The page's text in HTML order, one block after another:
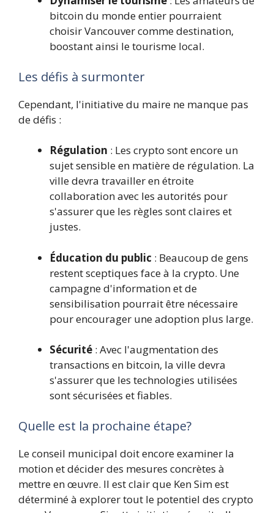
bitcoin du monde entier pourraient
choisir Vancouver comme destination,
boostant ainsi le tourisme local.
Les défis à surmonter
Cependant, l'initiative du maire ne manque pas
de défis :
Régulation : Les crypto sont encore un
sujet sensible en matière de régulation. La
ville devra travailler en étroite
collaboration avec les autorités pour
s'assurer que les règles sont claires et
justes.
Éducation du public : Beaucoup de gens
restent sceptiques face à la crypto. Une
campagne d'information et de
sensibilisation pourrait être nécessaire
pour encourager une adoption plus large.
Sécurité : Avec l'augmentation des
transactions en bitcoin, la ville devra
s'assurer que les technologies utilisées
sont sécurisées et fiables.
Quelle est la prochaine étape?
Le conseil municipal doit encore examiner la
motion et décider des mesures concrètes à
mettre en œuvre. Il est clair que Ken Sim est
déterminé à explorer tout le potentiel des crypto